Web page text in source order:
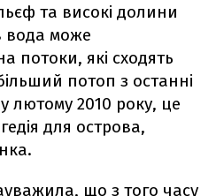
та високі долини
вода може
потоки, які сходять
потоп з останні
лютому 2010 року, це
для острова,
що з того часу